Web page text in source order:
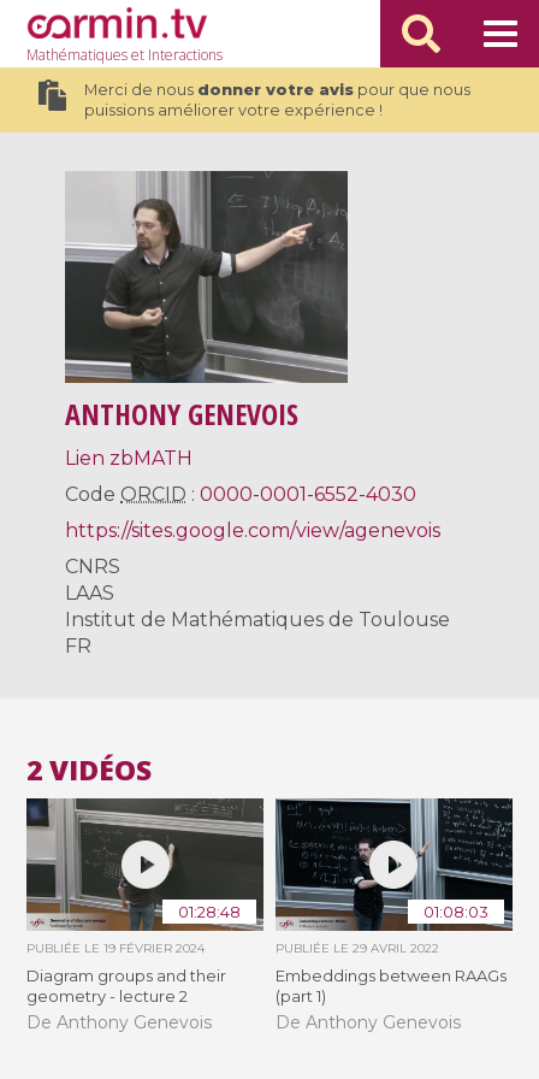
Mathématiqueset Interactions
Merci de nous donner votre avispour que nous
puissions améliorer votre expérience !
ANTHONY GENEVOIS
Lien zbMATH
Code ORCID :0000-0001-6552-4030
https://sites.google.com/view/agenevois
CNRS
LAAS
Institut de Mathématiques de Toulouse
FR
2 VIDÉOS
01:28:48
PUBLIÉE LE19 FÉVRIER 2024
Diagram groups and their
geometry - lecture 2
De Anthony Genevois
01:08:03
PUBLIÉE LE 29 AVRIL 2022
Embeddings between RAAGs
(part 1)
De Anthony Genevois